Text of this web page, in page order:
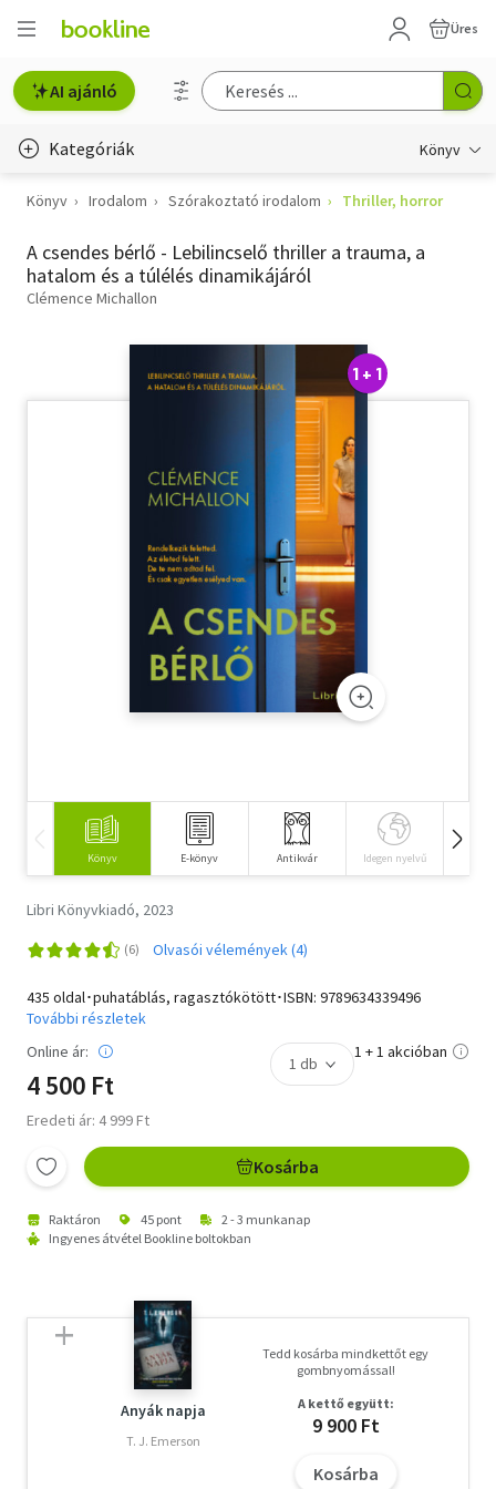
Üres
AI ajánló
Kategóriák Könyv
Életmód, egészség
Erotika
Gyermek- és ifjúsági
Hobbi, szabadidő
Tankönyv, segédkönyv
Társadalomtudomány
Természettudomány
Könyv Irodalom Szórakoztató irodalom Thriller, horror
A csendes bérlő - Lebilincselő thriller a trauma, a
hatalom és a túlélés dinamikájáról
Clémence Michallon
1 + 1
Könyv E-könyv Antikvár Idegen nyelvű
Libri Könyvkiadó, 2023
Olvasói vélemények (4)
435 oldal･puhatáblás, ragasztókötött･ISBN: 9789634339496
További részletek
Online ár:
4 500 Ft
Eredeti ár: 4 999 Ft
1 + 1 akcióban
Kosárba
Raktáron 45 pont
2 - 3 munkanap
Ingyenes átvétel Bookline boltokban
Anyák napja
T. J. Emerson
Tedd kosárba mindkettőt egy
gombnyomással!
A kettő együtt:
9 900 Ft
Kosárba